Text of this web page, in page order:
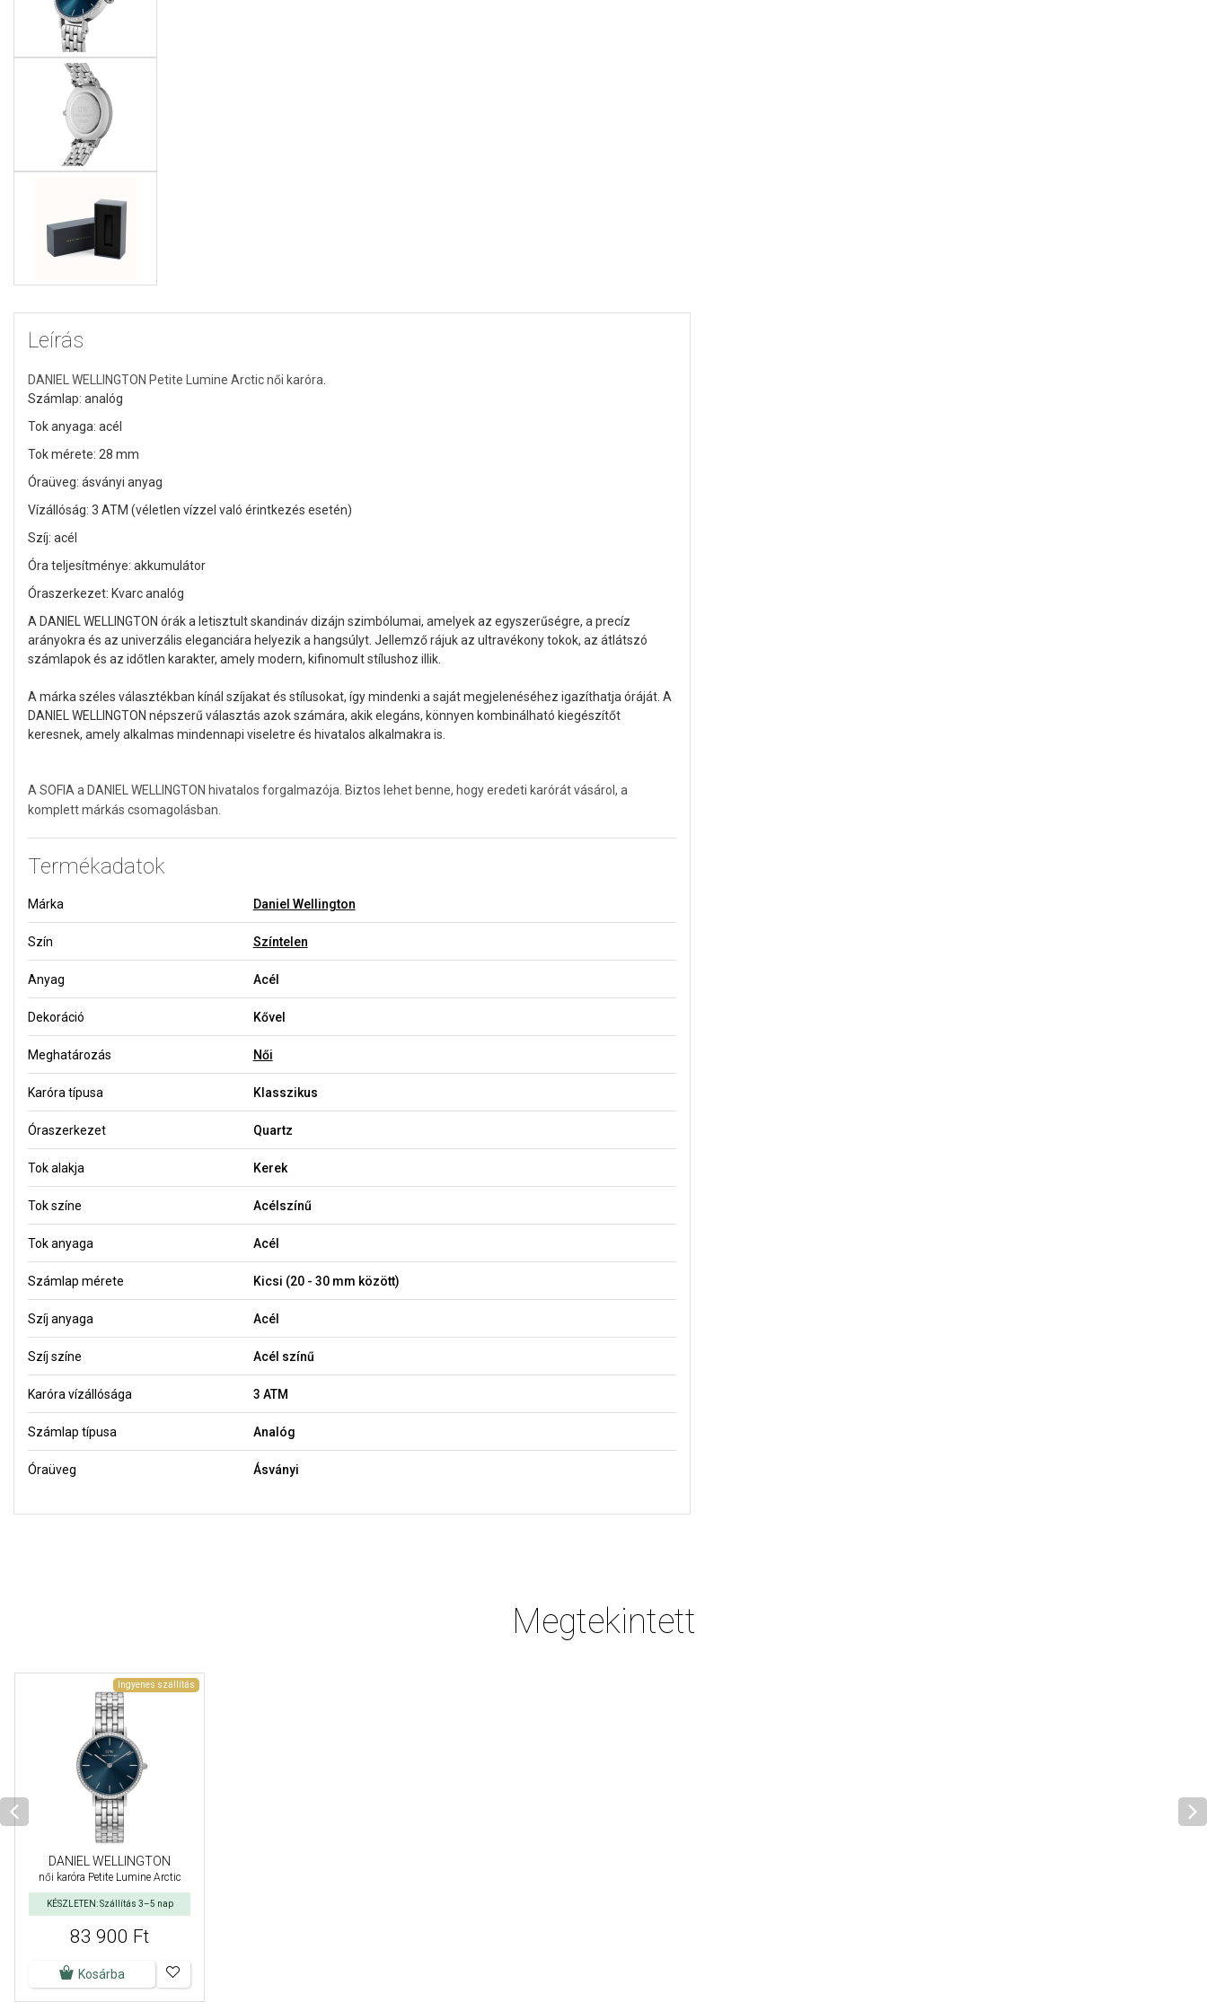
Leírás
DANIEL WELLINGTON Petite Lumine Arctic női karóra.
Számlap: analóg
Tok anyaga: acél
Tok mérete: 28 mm
Óraüveg: ásványi anyag
Vízállóság: 3 ATM (véletlen vízzel való érintkezés esetén)
Szíj: acél
Óra teljesítménye: akkumulátor
Óraszerkezet: Kvarc analóg
A DANIEL WELLINGTON órák a letisztult skandináv dizájn szimbólumai, amelyek az egyszerűségre, a precíz
arányokra és az univerzális eleganciára helyezik a hangsúlyt. Jellemző rájuk az ultravékony tokok, az átlátszó
számlapok és az időtlen karakter, amely modern, kifinomult stílushoz illik.
A márka széles választékban kínál szíjakat és stílusokat, így mindenki a saját megjelenéséhez igazíthatja óráját. A
DANIEL WELLINGTON népszerű választás azok számára, akik elegáns, könnyen kombinálható kiegészítőt
keresnek, amely alkalmas mindennapi viseletre és hivatalos alkalmakra is.
A SOFIA a DANIEL WELLINGTON hivatalos forgalmazója. Biztos lehet benne, hogy eredeti karórát vásárol, a
komplett márkás csomagolásban.
Termékadatok
Márka Daniel Wellington
Szín Színtelen
Anyag Acél
Dekoráció Kővel
Meghatározás Női
Karóra típusa Klasszikus
Óraszerkezet Quartz
Tok alakja Kerek
Tok színe Acélszínű
Tok anyaga Acél
Számlap mérete Kicsi (20 - 30 mm között)
Szíj anyaga Acél
Szíj színe Acél színű
Karóra vízállósága 3 ATM
Számlap típusa Analóg
Óraüveg Ásványi
Megtekintett
Ingyenes szállítás
DANIEL WELLINGTON
női karóra Petite Lumine Arctic
KÉSZLETEN: Szállítás 3–5 nap
83 900 Ft
Kosárba